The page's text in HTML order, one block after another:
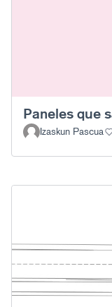
Paneles que
Izaskun Pascua